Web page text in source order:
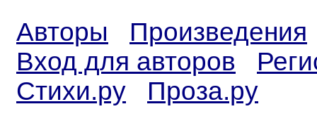
Авторы
Произведения
Вход для авторов
Стихи.ру
Проза.ру